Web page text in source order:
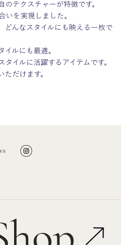
テクスチャーが特徴です。
いを実現しました。
どんなスタイルにも映える一枚で
イルにも最適。
イルに活躍するアイテムです。
だけます。